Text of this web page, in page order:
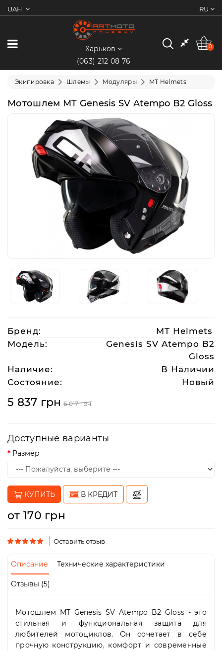
UAH RU
0
Категории
Мотоциклы
Скутеры/
Мопеды
Электротранспорт
Экипировка
Аксессуары
(063)
76
artmoto.info@gmail.com
работы:
Пт
09:00
19:00
Сб
-
Вс
-
Харьков
(063) 212 08 76
0
Экипировка Шлемы Модуляры MT Helmets
Мотошлем MT Genesis SV Atempo B2 Gloss
Бренд:
MT Helmets
Модель:
Genesis SV Atempo B2
Gloss
Наличие:
В Наличии
Состояние:
Новый
5 837 грн 6 017 грн
Доступные варианты
Размер
КУПИТЬ В КРЕДИТ
от 170 грн
Оставить отзыв
Описание Технические характеристики
Отзывы (5)
Мотошлем MT Genesis SV Atempo B2 Gloss - это
стильная и функциональная защита для
любителей мотоциклов. Он сочетает в себе
прочную конструкцию, комфорт и современные